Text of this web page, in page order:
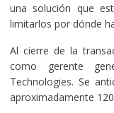
una solución que
limitarlos por dónde
Al cierre de la
como gerente
Technologies. Se
aproximadamente